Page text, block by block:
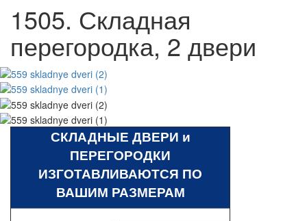
1505. Складная
перегородка, 2 двери
СКЛАДНЫЕ ДВЕРИ и
ПЕРЕГОРОДКИ
ИЗГОТАВЛИВАЮТСЯ ПО
ВАШИМ РАЗМЕРАМ